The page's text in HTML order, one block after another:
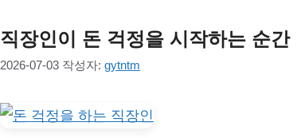
직장인이 돈 걱정을 시작하는 순간
2026-07-03 작성자: gytntm